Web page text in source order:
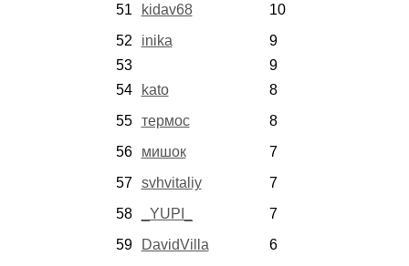
51
kidav68
10
52
inika
9
53
9
54
kato
8
55
термос
8
56
мишок
7
57
svhvitaliy
7
58
_YUPI_
7
59
DavidVilla
6